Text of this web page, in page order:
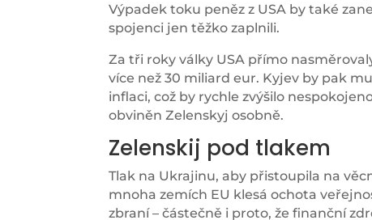
Výpadek toku peněz z USA by také
spojenci jen těžko zaplnili.
Za tři roky války USA přímo
více než 30 miliard eur. Kyjev by pak
inflaci, což by rychle zvýšilo
obviněn Zelenskyj osobně.
Zelenskij pod tlakem
Tlak na Ukrajinu, aby přistoupila na
mnoha zemích EU klesá ochota
zbraní – částečně i proto, že finanční